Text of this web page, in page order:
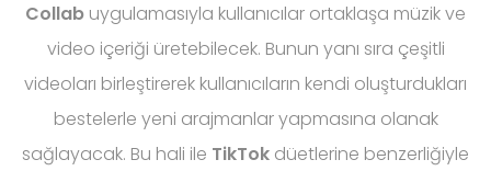
Collab uygulamasıyla kullanıcılar ortaklaşa müzik ve
video içeriği üretebilecek. Bunun yanı sıra çeşitli
videoları birleştirerek kullanıcıların kendi oluşturdukları
bestelerle yeni arajmanlar yapmasına olanak
sağlayacak. Bu hali ile TikTok düetlerine benzerliğiyle